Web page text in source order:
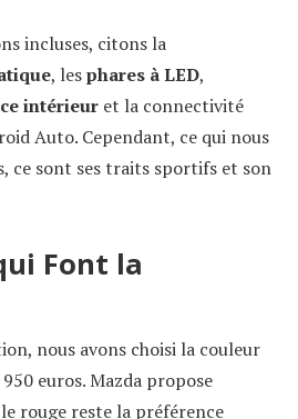
incluses, citons la
, lesphares à LED,
intérieur et la connectivité
Auto. Cependant, ce qui nous
ce sont ses traits sportifs et son
Font la
nous avons choisi la couleur
euros. Mazda propose
rouge reste la préférence